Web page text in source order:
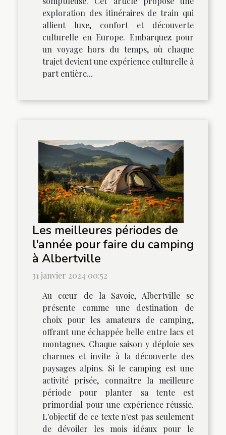
exploration des itinéraires de train qui
allient luxe, confort et découverte
culturelle en Europe. Embarquez pour
un voyage hors du temps, où chaque
trajet devient une expérience culturelle à
part entière...
Les meilleures périodes de
l'année pour faire du camping
à Albertville
31 janvier 2024 00:52
Au cœur de la Savoie, Albertville se
présente comme une destination de
choix pour les amateurs de camping,
offrant une échappée belle entre lacs et
montagnes. Chaque saison y déploie ses
charmes et invite à la découverte des
paysages alpins. Si le camping est une
activité prisée, connaître la meilleure
période pour planter sa tente est
primordial pour une expérience réussie.
L'objectif de ce texte n'est pas seulement
de dévoiler les mois idéaux pour le